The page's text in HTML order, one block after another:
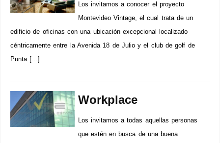
Los invitamos a conocer el proyecto
Montevideo Vintage, el cual trata de un
edificio de oficinas con una ubicación excepcional localizado
céntricamente entre la Avenida 18 de Julio y el club de golf de
Punta […]
Workplace
Los invitamos a todas aquellas personas
que estén en busca de una buena